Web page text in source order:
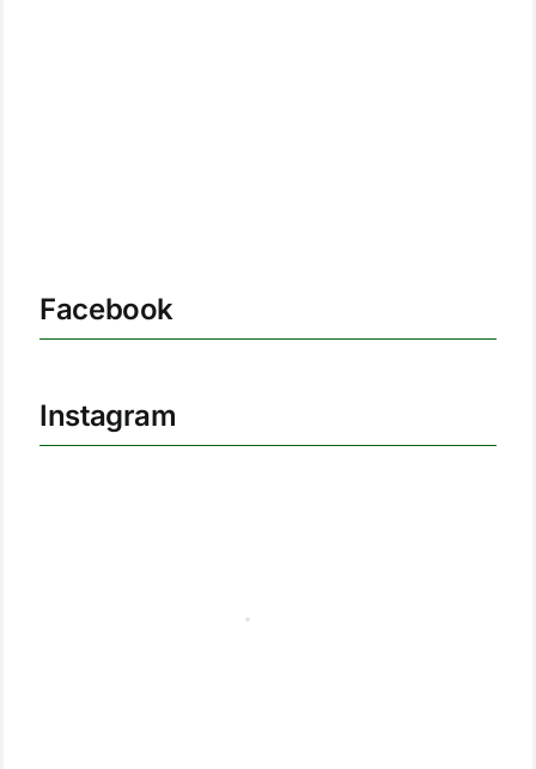
Facebook
Instagram